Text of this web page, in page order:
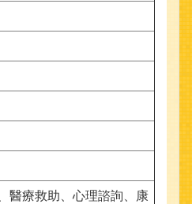
醫療救助、心理諮詢、康